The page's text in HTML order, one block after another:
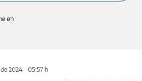
en
2024 - 05:57 h